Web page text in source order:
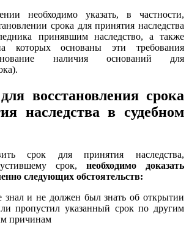
необходимо указать, в частности,
срока для принятия наследства
принявшим наследство, а также
на которых основаны эти требования
наличия оснований для
восстановления срока
наследства в судебном
срок для принятия наследства,
срок, необходимо доказать
следующих обстоятельств:
знал и не должен был знать об открытии
пропустил указанный срок по другим
причинам